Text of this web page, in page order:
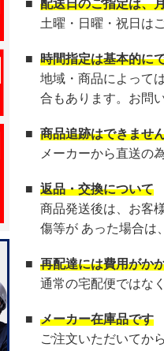
■ 配送日のご指定は、
土曜・日曜・祝日は
■ 時間指定は基本的に
地域・商品によって
合もあります。お問
■ 商品追跡はできませ
メーカーから直送の
■ 返品・交換について
商品発送後は、お客
傷等が あった場合は
■ 再配達には費用がか
通常の宅配便ではな
■ メーカー在庫品です
ご注文いただいてか